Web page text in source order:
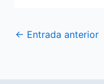
← Entrada anterior